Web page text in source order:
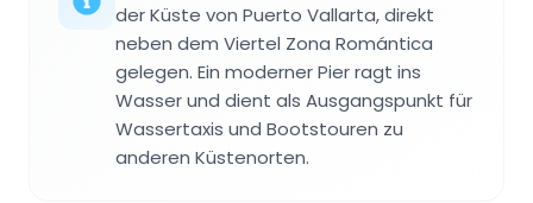
der Küste von Puerto Vallarta, direkt
neben dem Viertel Zona Romántica
gelegen. Ein moderner Pier ragt ins
Wasser und dient als Ausgangspunkt für
Wassertaxis und Bootstouren zu
anderen Küstenorten.